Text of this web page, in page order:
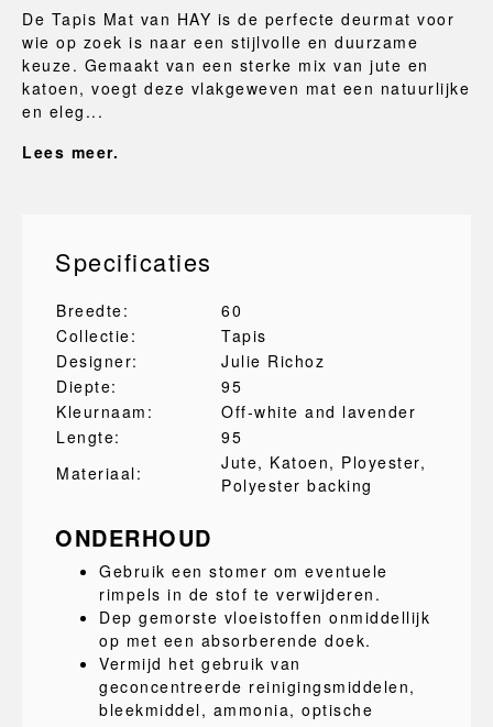
De Tapis Mat van HAY is de perfecte deurmat voor
wie op zoek is naar een stijlvolle en duurzame
keuze. Gemaakt van een sterke mix van jute en
katoen, voegt deze vlakgeweven mat een natuurlijke
en eleg...
Lees meer.
Specificaties
Breedte:
60
Collectie:
Tapis
Designer:
Julie Richoz
Diepte:
95
Kleurnaam:
Off-white and lavender
Lengte:
95
Materiaal:
Jute, Katoen, Ployester,
Polyester backing
ONDERHOUD
Gebruik een stomer om eventuele
rimpels in de stof te verwijderen.
Dep gemorste vloeistoffen onmiddellijk
op met een absorberende doek.
Vermijd het gebruik van
geconcentreerde reinigingsmiddelen,
bleekmiddel, ammonia, optische